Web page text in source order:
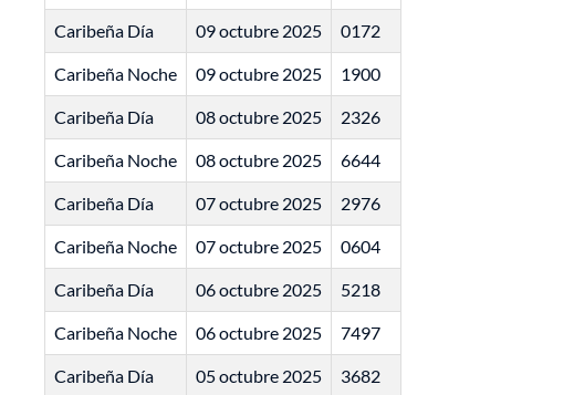
Caribeña Día 09 octubre 2025 0172
Caribeña Noche 09 octubre 2025 1900
Caribeña Día 08 octubre 2025 2326
Caribeña Noche 08 octubre 2025 6644
Caribeña Día 07 octubre 2025 2976
Caribeña Noche 07 octubre 2025 0604
Caribeña Día 06 octubre 2025 5218
Caribeña Noche 06 octubre 2025 7497
Caribeña Día 05 octubre 2025 3682